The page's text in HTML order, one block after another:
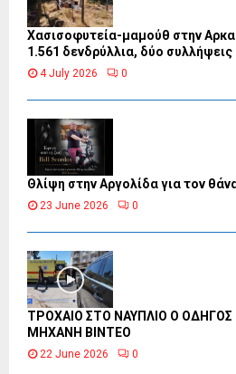
Χασισοφυτεία-μαμούθ στην
1.561 δενδρύλλια, δύο συλλήψεις
4 July 2026 0
Θλίψη στην Αργολίδα για τον
23 June 2026 0
ΤΡΟΧΑΙΟ ΣΤΟ ΝΑΥΠΛΙΟ Ο
ΜΗΧΑΝΗ ΒΙΝΤΕΟ
22 June 2026 0